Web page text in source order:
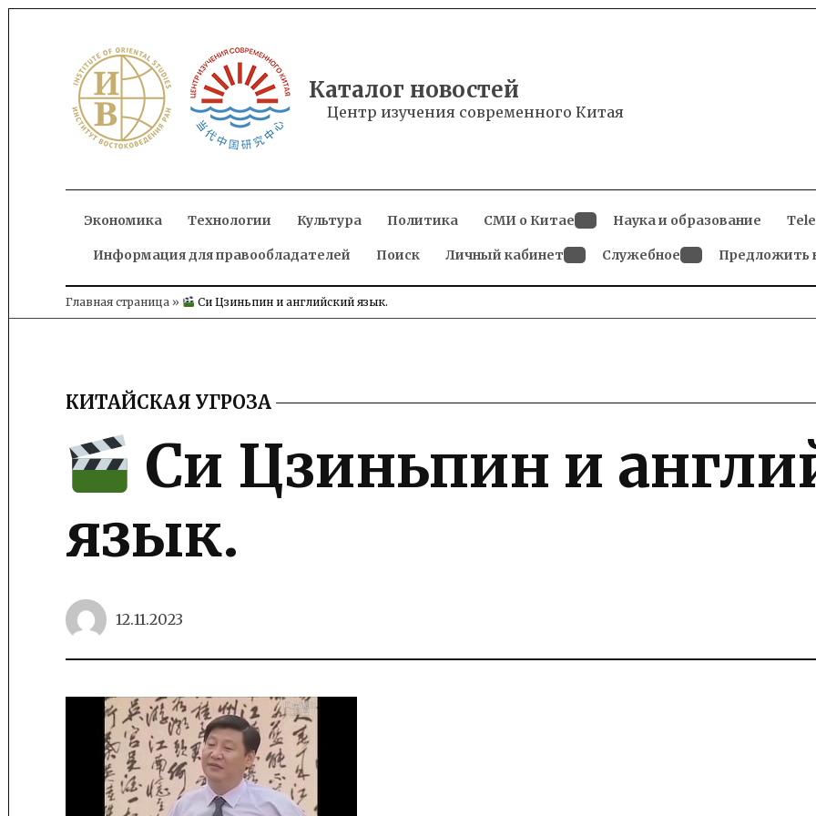
content
Каталог новостей
Центр изучения современного Китая
Экономика Технологии Культура Политика СМИ о Китае
dropdown
menu
Наука и образование
Информация для правообладателей Поиск Личный кабинет
dropdown
Служебное
dropdown
Предложить
Главная страница » Си Цзиньпин и английский язык.
POSTED
КИТАЙСКАЯ УГРОЗА
Си Цзиньпин и
язык.
12.11.2023